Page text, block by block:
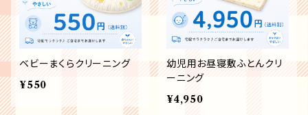
ベビーまくらクリーニング
¥550
幼児用お昼寝敷ふとんクリ
ーニング
¥4,950